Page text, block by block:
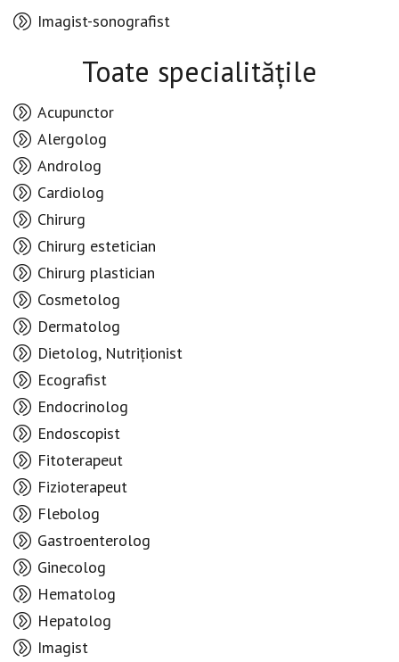
Imagist-sonografist
Toate specialitățile
Acupunctor
Alergolog
Androlog
Cardiolog
Chirurg
Chirurg estetician
Chirurg plastician
Cosmetolog
Dermatolog
Dietolog, Nutriționist
Ecografist
Endocrinolog
Endoscopist
Fitoterapeut
Fizioterapeut
Flebolog
Gastroenterolog
Ginecolog
Hematolog
Hepatolog
Imagist